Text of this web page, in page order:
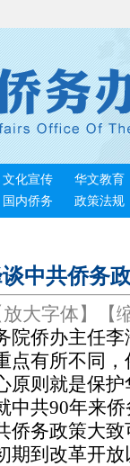
文化宣传
华文教育
国内侨务 政策法规
中共侨务
放大字体】【
侨办主任李
点有所不同
原则就是保
共90年来侨
侨务政策大
期到改革开